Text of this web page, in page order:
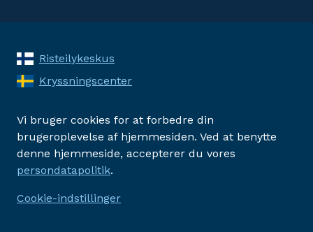
Risteilykeskus
Kryssningscenter
Vi bruger cookies for at forbedre din
brugeroplevelse af hjemmesiden. Ved at benytte
denne hjemmeside, accepterer du vores
persondatapolitik.
Cookie-indstillinger